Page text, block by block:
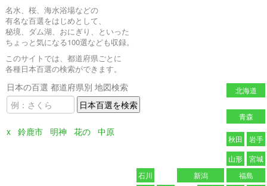
名水、桜、海水浴場などの
有名な百選をはじめとして、
秘境、ダム湖、おにぎり、といった
ちょっと気になる100選なども収録。
このサイトでは、都道府県ごとに
各種日本百選の検索ができます。
日本の百選 都道府県別 地図検索
x 鈴鹿市 明神 花の 中原
北海道
青森
秋田
岩手
山形
宮城
石川
新潟
福島